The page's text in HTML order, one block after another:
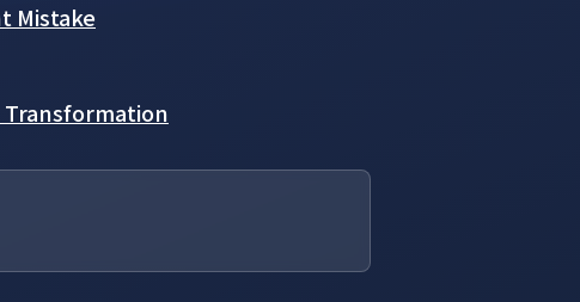
Mistake
Transformation